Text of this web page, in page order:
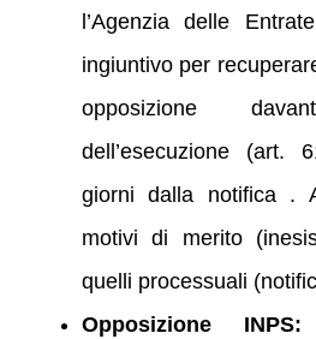
l’Agenzia delle
ingiuntivo per
opposizione
dell’esecuzione (art.
giorni dalla notifica .
motivi di merito
quelli processuali
Opposizione INPS: